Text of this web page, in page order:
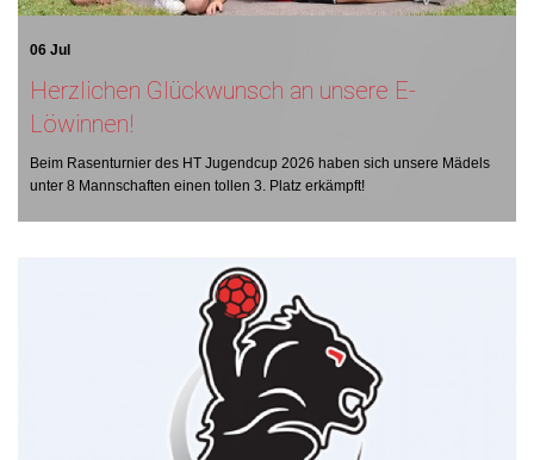
06 Jul
Herzlichen Glückwunsch an unsere E-
Löwinnen!
Beim Rasenturnier des HT Jugendcup 2026 haben sich unsere Mädels
unter 8 Mannschaften einen tollen 3. Platz erkämpft!